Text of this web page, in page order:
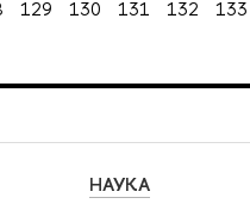
129 130 131 132 133
НАУКА